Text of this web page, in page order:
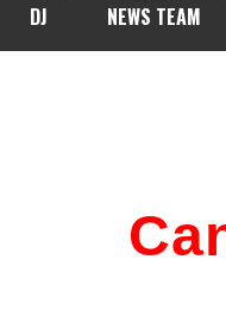
DJ
NEWS TEAM